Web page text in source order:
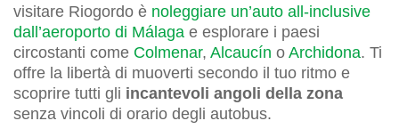
visitare Riogordo è noleggiare un’auto all-inclusive
dall’aeroporto di Málaga e esplorare i paesi
circostanti come Colmenar, Alcaucín o Archidona. Ti
offre la libertà di muoverti secondo il tuo ritmo e
scoprire tutti gli incantevoli angoli della zona
senza vincoli di orario degli autobus.